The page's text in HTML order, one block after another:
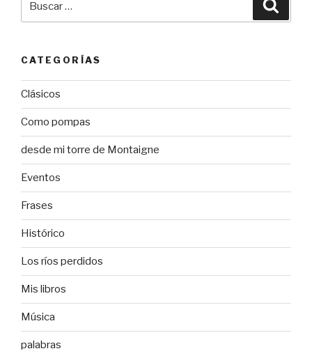
por:
CATEGORÍAS
Clásicos
Como pompas
desde mi torre de Montaigne
Eventos
Frases
Histórico
Los ríos perdidos
Mis libros
Música
palabras